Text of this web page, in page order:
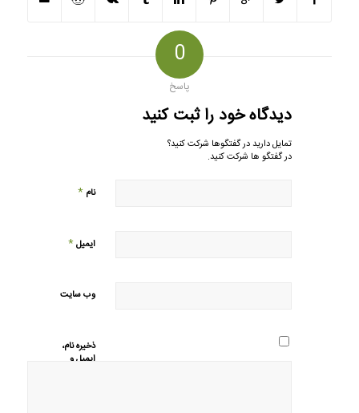
0
پاسخ
دیدگاه خود را ثبت کنید
تمایل دارید در گفتگوها شرکت کنید؟
در گفتگو ها شرکت کنید.
نام *
ایمیل*
وب‌ سایت
ذخیره نام،
ایمیل و